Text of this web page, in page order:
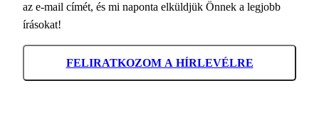
az e-mail címét, és mi naponta elküldjük Önnek a legjobb
írásokat!
FELIRATKOZOM A HÍRLEVÉLRE